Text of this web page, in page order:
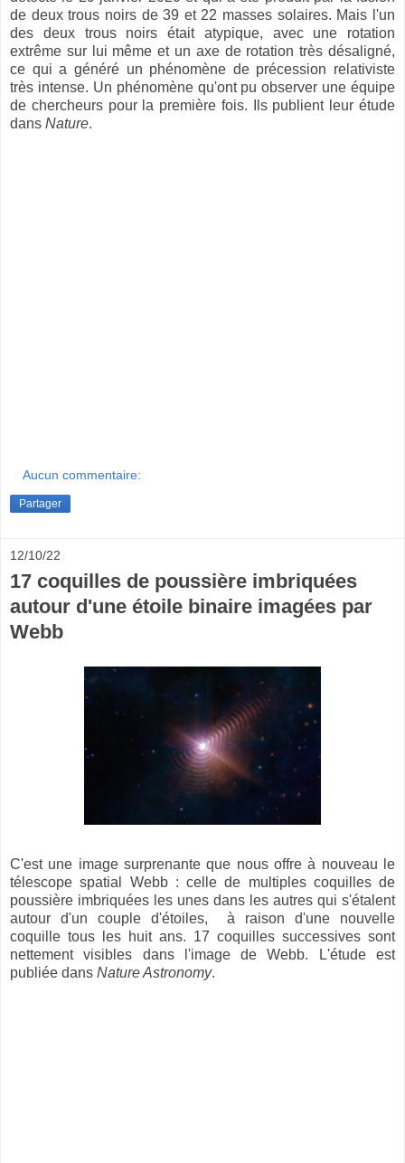
de deux trous noirs de 39 et 22 masses solaires. Mais l'un
des deux trous noirs était atypique, avec une rotation
extrême sur lui même et un axe de rotation très désaligné,
ce qui a généré un phénomène de précession relativiste
très intense. Un phénomène qu'ont pu observer une équipe
de chercheurs pour la première fois. Ils publient leur étude
dans Nature.
Aucun commentaire:
Partager
12/10/22
17 coquilles de poussière imbriquées
autour d'une étoile binaire imagées par
Webb
C'est une image surprenante que nous offre à nouveau le
télescope spatial Webb : celle de multiples coquilles de
poussière imbriquées les unes dans les autres qui s'étalent
autour d'un couple d'étoiles, à raison d'une nouvelle
coquille tous les huit ans. 17 coquilles successives sont
nettement visibles dans l'image de Webb. L'étude est
publiée dans Nature Astronomy.